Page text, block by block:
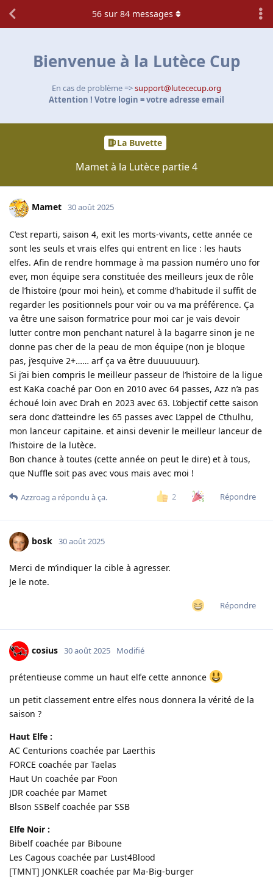
Bienvenue à la Lutèce Cup
En cas de problème =>support@lutececup.org
Attention ! Votre login = votre adresse email
La Buvette
Mamet à la Lutèce partie 4
56 sur 84 messages
Mamet 30 août 2025
C’est reparti, saison 4, exit les morts-vivants, cette année ce
sont les seuls et vrais elfes qui entrent en lice : les hauts
elfes. Afin de rendre hommage à ma passion numéro uno for
ever, mon équipe sera constituée des meilleurs jeux de rôle
de l’histoire (pour moi hein), et comme d’habitude il suffit de
regarder les positionnels pour voir ou va ma préférence. Ça
va être une saison formatrice pour moi car je vais devoir
lutter contre mon penchant naturel à la bagarre sinon je ne
donne pas cher de la peau de mon équipe (non je bloque
pas, j’esquive 2+…… arf ça va être duuuuuuur).
Si j’ai bien compris le meilleur passeur de l’histoire de la ligue
est KaKa coaché par Oon en 2010 avec 64 passes, Azz n’a pas
échoué loin avec Drah en 2023 avec 63. L’objectif cette saison
sera donc d’atteindre les 65 passes avec L’appel de Cthulhu,
mon lanceur capitaine. et ainsi devenir le meilleur lanceur de
l’histoire de la lutèce.
Bon chance à toutes (cette année on peut le dire) et à tous,
que Nuffle soit pas avec vous mais avec moi !
2 Répondre
Azzroag a répondu à ça.
bosk 30 août 2025
Merci de m’indiquer la cible à agresser.
Je le note.
Répondre
cosius 30 août 2025 Modifié
prétentieuse comme un haut elfe cette annonce
un petit classement entre elfes nous donnera la vérité de la
saison ?
Haut Elfe :
AC Centurions coachée par Laerthis
FORCE coachée par Taelas
Haut Un coachée par F’oon
JDR coachée par Mamet
Blson SSBelf coachée par SSB
Elfe Noir :
Bibelf coachée par Biboune
Les Cagous coachée par Lust4Blood
[TMNT] JONKLER coachée par Ma-Big-burger